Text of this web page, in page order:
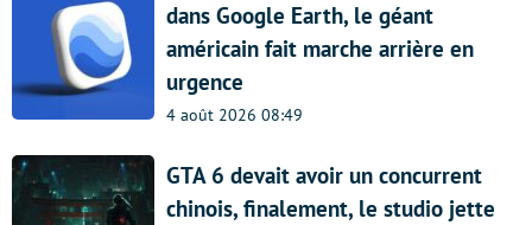
dans Google Earth, le géant
américain fait marche arrière en
urgence
4 août 2026 08:49
GTA 6 devait avoir un concurrent
chinois, finalement, le studio jette